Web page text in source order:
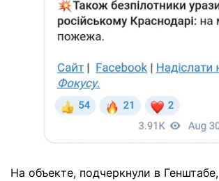
На объекте, подчеркнули в Генштабе,